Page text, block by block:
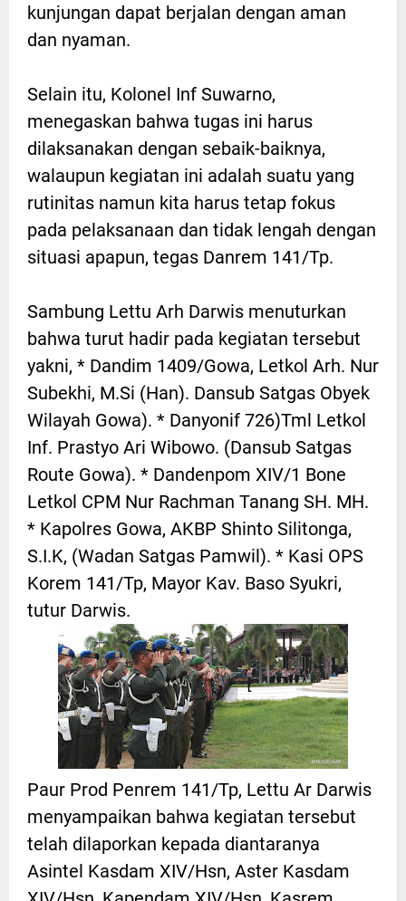
kunjungan dapat berjalan dengan aman
dan nyaman.
Selain itu, Kolonel Inf Suwarno,
menegaskan bahwa tugas ini harus
dilaksanakan dengan sebaik-baiknya,
walaupun kegiatan ini adalah suatu yang
rutinitas namun kita harus tetap fokus
pada pelaksanaan dan tidak lengah dengan
situasi apapun, tegas Danrem 141/Tp.
Sambung Lettu Arh Darwis menuturkan
bahwa turut hadir pada kegiatan tersebut
yakni, * Dandim 1409/Gowa, Letkol Arh. Nur
Subekhi, M.Si (Han). Dansub Satgas Obyek
Wilayah Gowa). * Danyonif 726)Tml Letkol
Inf. Prastyo Ari Wibowo. (Dansub Satgas
Route Gowa). * Dandenpom XIV/1 Bone
Letkol CPM Nur Rachman Tanang SH. MH.
* Kapolres Gowa, AKBP Shinto Silitonga,
S.I.K, (Wadan Satgas Pamwil). * Kasi OPS
Korem 141/Tp, Mayor Kav. Baso Syukri,
tutur Darwis.
Paur Prod Penrem 141/Tp, Lettu Ar Darwis
menyampaikan bahwa kegiatan tersebut
telah dilaporkan kepada diantaranya
Asintel Kasdam XIV/Hsn, Aster Kasdam